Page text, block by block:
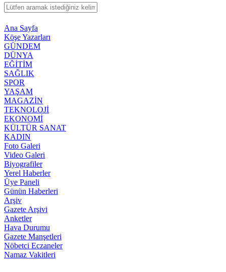
Ana Sayfa
Köşe Yazarları
GÜNDEM
DÜNYA
EĞİTİM
SAĞLIK
SPOR
YAŞAM
MAGAZİN
TEKNOLOJİ
EKONOMİ
KÜLTÜR SANAT
KADIN
Foto Galeri
Video Galeri
Biyografiler
Yerel Haberler
Üye Paneli
Günün Haberleri
Arşiv
Gazete Arşivi
Anketler
Hava Durumu
Gazete Manşetleri
Nöbetci Eczaneler
Namaz Vakitleri